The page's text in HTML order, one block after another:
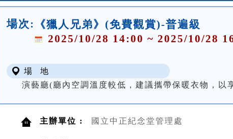
場次:
《獵人兄弟》(免費觀賞)-普遍級
2025/10/28 14:00 ~ 2025/10/28
場 地
演藝廳(廳內空調溫度較低，建議攜帶保暖衣物，以
主辦單位 : 國立中正紀念堂管理處